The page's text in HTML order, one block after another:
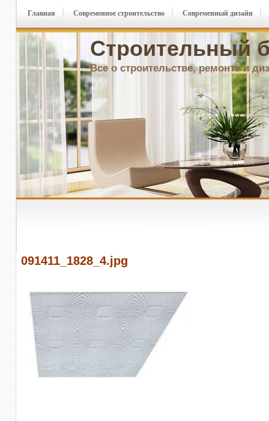
Строительный
Все о строительстве, ремонте и
Главная Современное строительство Современный дизайн
091411_1828_4.jpg